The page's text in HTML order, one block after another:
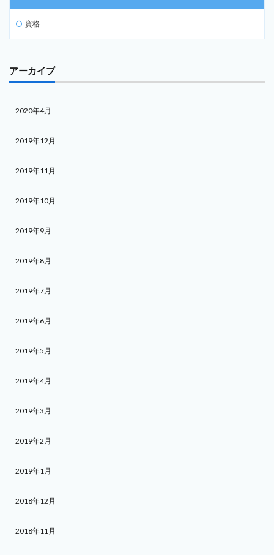
資格
アーカイブ
2020年4月
2019年12月
2019年11月
2019年10月
2019年9月
2019年8月
2019年7月
2019年6月
2019年5月
2019年4月
2019年3月
2019年2月
2019年1月
2018年12月
2018年11月